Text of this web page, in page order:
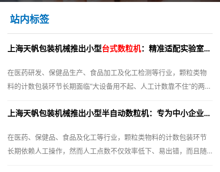
站内标签
上海天帆包装机械推出小型台式数粒机：精准适配实验室与小微企业的高性价比之选
在医药研发、保健品生产、食品加工及化工检测等行业，颗粒类物
料的计数包装环节长期面临“大设备用不起、人工计数靠不住”的两难
大的占地面积，让实验室、初创企业及中小型生产车间望而却步；上海天帆包装机械推出小型半自动数粒机：专为中小企业打造的高性价比计数包装新选择
在医药、保健品、食品及化工等行业，颗粒类物料的计数包装环节
长期依赖人工操作，然而人工点数不仅效率低下、易出错，而且随